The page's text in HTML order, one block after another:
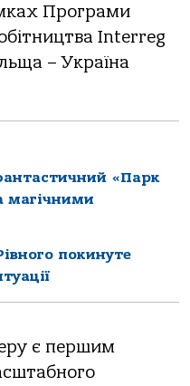
Програми
Interreg
– Україна
«Парк
магічними
покинуте
є першим